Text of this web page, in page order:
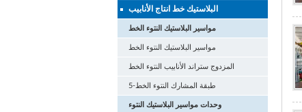
البلاستيك خط انتاج الأنابيب
مواسير البلاستيك النتوء الخط
مواسير البلاستيك النتوء الخط
المزدوج ستراند الأنابيب النتوء الخط
5-طبقة المشارك النتوء الخط
وحدات مواسير البلاستيك النتوء